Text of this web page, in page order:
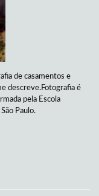
de casamentos e
descreve.Fotografia é
pela Escola
Paulo.